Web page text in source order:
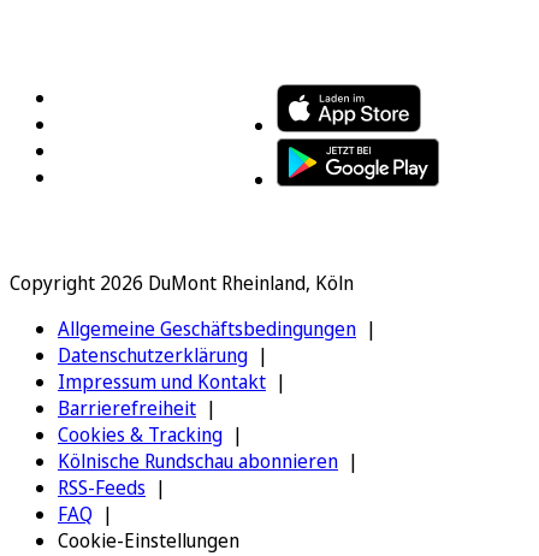
Copyright 2026 DuMont Rheinland, Köln
Allgemeine Geschäftsbedingungen
Datenschutzerklärung
Impressum und Kontakt
Barrierefreiheit
Cookies & Tracking
Kölnische Rundschau abonnieren
RSS-Feeds
FAQ
Cookie-Einstellungen